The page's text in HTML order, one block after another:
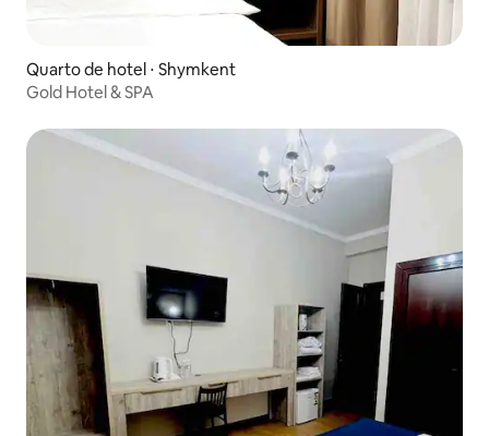
Quarto de hotel ⋅ Shymkent
Gold Hotel & SPA